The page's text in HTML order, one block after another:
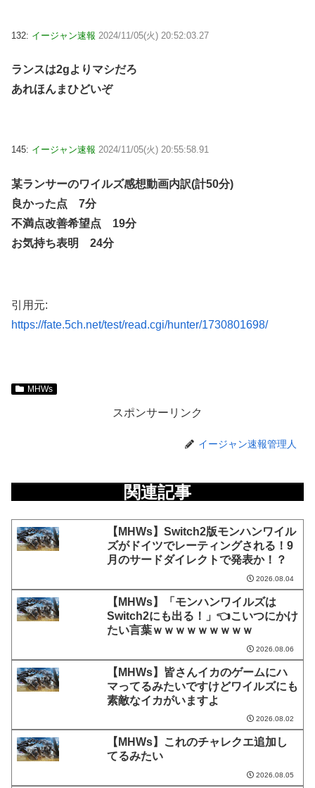
132: イージャン速報 2024/11/05(火) 20:52:03.27
ランスは2gよりマシだろ
あれほんまひどいぞ
145: イージャン速報 2024/11/05(火) 20:55:58.91
某ランサーのワイルズ感想動画内訳(計50分)
良かった点 7分
不満点改善希望点 19分
お気持ち表明 24分
引用元:
https://fate.5ch.net/test/read.cgi/hunter/1730801698/
MHWs
スポンサーリンク
イージャン速報管理人
関連記事
【MHWs】Switch2版モンハンワイル
ズがドイツでレーティングされる！9
月のサードダイレクトで発表か！？
2026.08.04
【MHWs】「モンハンワイルズは
Switch2にも出る！」👈こいつにかけ
たい言葉ｗｗｗｗｗｗｗｗｗ
2026.08.06
【MHWs】皆さんイカのゲームにハ
マってるみたいですけどワイルズにも
素敵なイカがいますよ
2026.08.02
【MHWs】これのチャレクエ追加し
てるみたい
2026.08.05